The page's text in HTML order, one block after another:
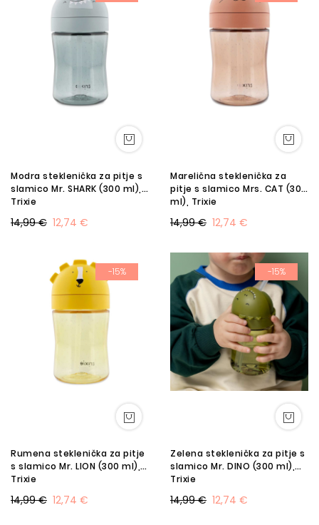
Modra steklenička za pitje s
slamico Mr. SHARK (300 ml),
Trixie
12,74 €
14,99 €
Marelična steklenička za
pitje s slamico Mrs. CAT (300
ml), Trixie
12,74 €
14,99 €
-15%
Rumena steklenička za pitje
s slamico Mr. LION (300 ml),
Trixie
12,74 €
14,99 €
-15%
Zelena steklenička za pitje s
slamico Mr. DINO (300 ml),
Trixie
12,74 €
14,99 €